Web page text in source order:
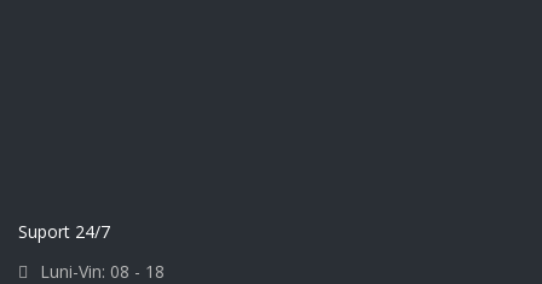
Suport 24/7
Luni-Vin: 08 - 18